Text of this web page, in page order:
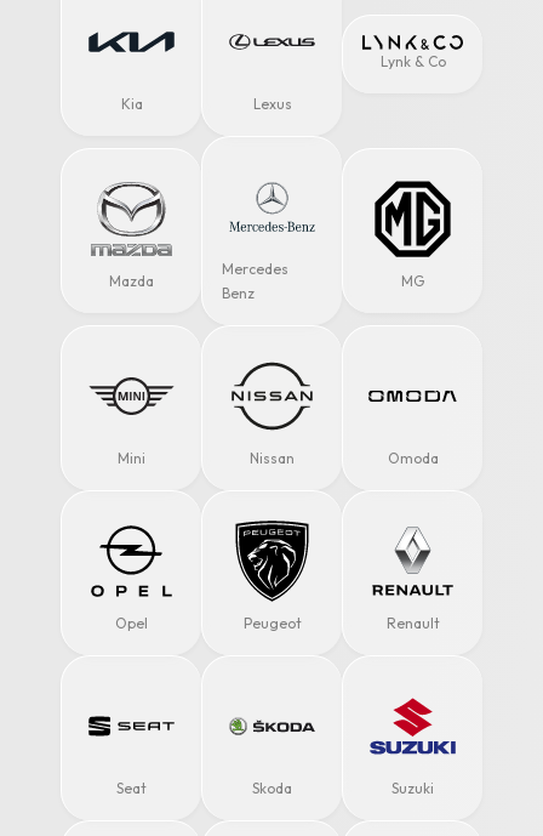
Kia Lexus
Lynk & Co
Mazda
Mercedes
Benz
MG
Mini Nissan Omoda
Opel Peugeot Renault
Seat Skoda Suzuki